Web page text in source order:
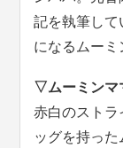
記を執筆して
になるムーミ
▽ムーミンマ
赤白のスト
ッグを持っ